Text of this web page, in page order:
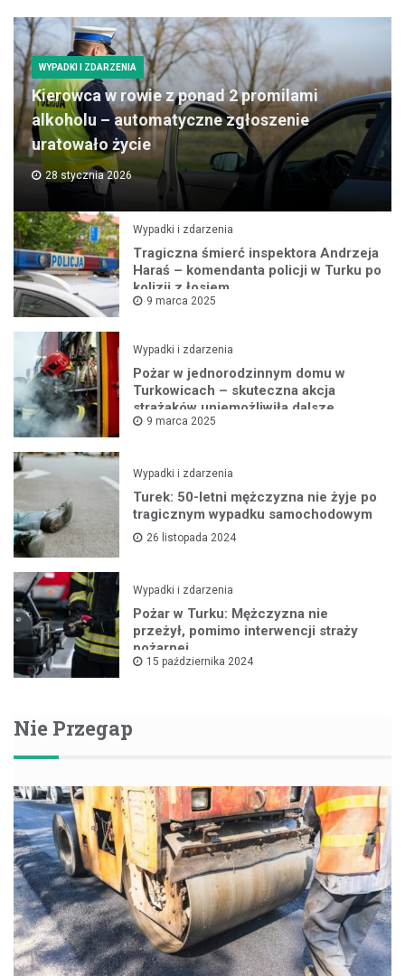
WYPADKI I ZDARZENIA
Kierowca w rowie z ponad 2 promilami
alkoholu – automatyczne zgłoszenie
uratowało życie
28 stycznia 2026
Wypadki i zdarzenia
Tragiczna śmierć inspektora Andrzeja
Haraś – komendanta policji w Turku po
kolizji z łosiem
9 marca 2025
Wypadki i zdarzenia
Pożar w jednorodzinnym domu w
Turkowicach – skuteczna akcja
strażaków uniemożliwiła dalsze
rozprzestrzenianie się ognia
9 marca 2025
Wypadki i zdarzenia
Turek: 50-letni mężczyzna nie żyje po
tragicznym wypadku samochodowym
26 listopada 2024
Wypadki i zdarzenia
Pożar w Turku: Mężczyzna nie
przeżył, pomimo interwencji straży
pożarnej
15 października 2024
Nie Przegap